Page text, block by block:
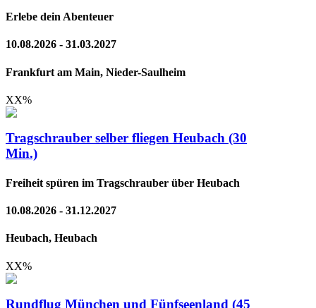
Erlebe dein Abenteuer
10.08.2026 - 31.03.2027
Frankfurt am Main, Nieder-Saulheim
XX%
Tragschrauber selber fliegen Heubach (30
Min.)
Freiheit spüren im Tragschrauber über Heubach
10.08.2026 - 31.12.2027
Heubach, Heubach
XX%
Rundflug München und Fünfseenland (45